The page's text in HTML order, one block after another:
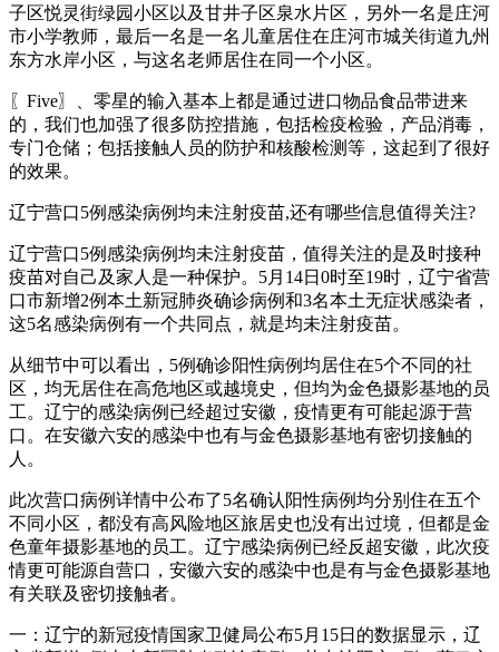
子区悦灵街绿园小区以及甘井子区泉水片区，另外一名是庄河
市小学教师，最后一名是一名儿童居住在庄河市城关街道九州
东方水岸小区，与这名老师居住在同一个小区。
〖Five〗、零星的输入基本上都是通过进口物品食品带进来
的，我们也加强了很多防控措施，包括检疫检验，产品消毒，
专门仓储；包括接触人员的防护和核酸检测等，这起到了很好
的效果。
辽宁营口5例感染病例均未注射疫苗,还有哪些信息值得关注?
辽宁营口5例感染病例均未注射疫苗，值得关注的是及时接种
疫苗对自己及家人是一种保护。5月14日0时至19时，辽宁省营
口市新增2例本土新冠肺炎确诊病例和3名本土无症状感染者，
这5名感染病例有一个共同点，就是均未注射疫苗。
从细节中可以看出，5例确诊阳性病例均居住在5个不同的社
区，均无居住在高危地区或越境史，但均为金色摄影基地的员
工。辽宁的感染病例已经超过安徽，疫情更有可能起源于营
口。在安徽六安的感染中也有与金色摄影基地有密切接触的
人。
此次营口病例详情中公布了5名确认阳性病例均分别住在五个
不同小区，都没有高风险地区旅居史也没有出过境，但都是金
色童年摄影基地的员工。辽宁感染病例已经反超安徽，此次疫
情更可能源自营口，安徽六安的感染中也是有与金色摄影基地
有关联及密切接触者。
一：辽宁的新冠疫情国家卫健局公布5月15日的数据显示，辽